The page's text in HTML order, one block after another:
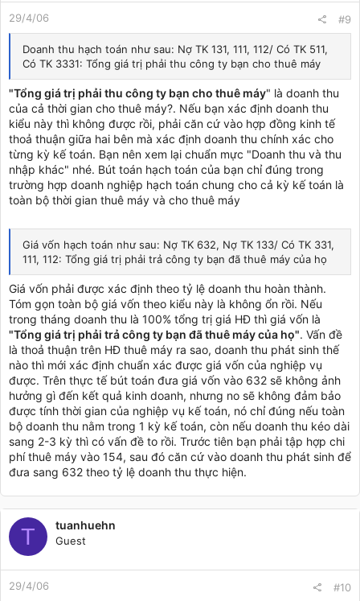
29/4/06 #9
Doanh thu hạch toán như sau: Nợ TK 131, 111, 112/ Có TK 511,
Có TK 3331: Tổng giá trị phải thu công ty bạn cho thuê máy
"Tổng giá trị phải thu công ty bạn cho thuê máy" là doanh thu
của cả thời gian cho thuê máy?. Nếu bạn xác định doanh thu
kiểu này thì không được rồi, phải căn cứ vào hợp đồng kinh tế
thoả thuận giữa hai bên mà xác định doanh thu chính xác cho
từng kỳ kế toán. Bạn nên xem lại chuẩn mực "Doanh thu và thu
nhập khác" nhé. Bút toán hạch toán của bạn chỉ đúng trong
trường hợp doanh nghiệp hạch toán chung cho cả kỳ kế toán là
toàn bộ thời gian thuê máy và cho thuê máy
Giá vốn hạch toán như sau: Nợ TK 632, Nợ TK 133/ Có TK 331,
111, 112: Tổng giá trị phải trả công ty bạn đã thuê máy của họ
Giá vốn phải được xác định theo tỷ lệ doanh thu hoàn thành.
Tóm gọn toàn bộ giá vốn theo kiểu này là không ổn rồi. Nếu
trong tháng doanh thu là 100% tổng trị giá HĐ thì giá vốn là
"Tổng giá trị phải trả công ty bạn đã thuê máy của họ". Vấn đề
là thoả thuận trên HĐ thuê máy ra sao, doanh thu phát sinh thế
nào thì mới xác định chuẩn xác được giá vốn của nghiệp vụ
được. Trên thực tế bút toán đưa giá vốn vào 632 sẽ không ảnh
hưởng gì đến kết quả kinh doanh, nhưng no sẽ không đảm bảo
được tính thời gian của nghiệp vụ kế toán, nó chỉ đúng nếu toàn
bộ doanh thu nằm trong 1 kỳ kế toán, còn nếu doanh thu kéo dài
sang 2-3 kỳ thì có vấn đề to rồi. Trước tiên bạn phải tập hợp chi
phí thuê máy vào 154, sau đó căn cứ vào doanh thu phát sinh để
đưa sang 632 theo tỷ lệ doanh thu thực hiện.
T tuanhuehn
Guest
29/4/06 #10